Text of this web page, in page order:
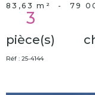
83,63 m² - 79
3
pièce(s)
Réf : 25-4144